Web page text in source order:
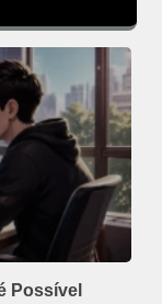
Possível